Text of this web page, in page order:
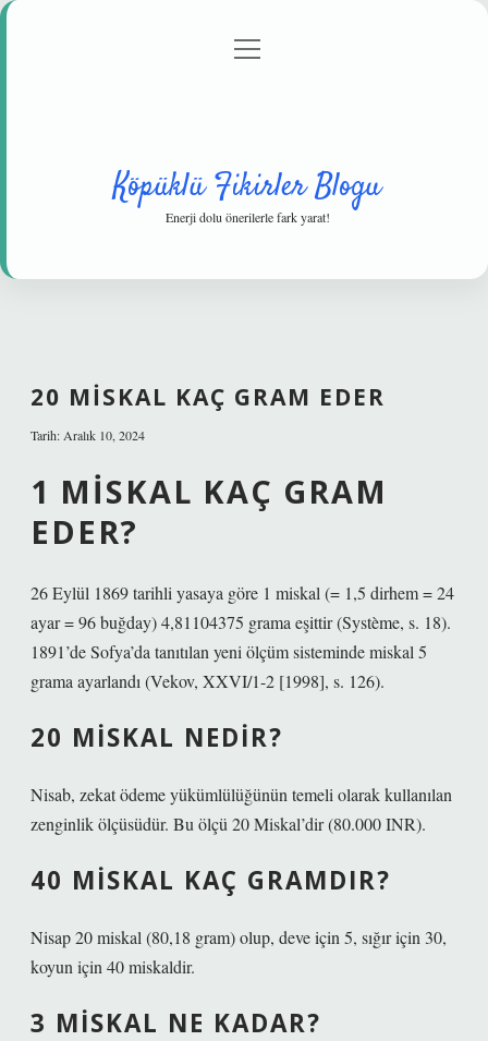
Gizlilik Politikası
menüyü
Köpüklü Fikirler Blogu
Enerji dolu önerilerle fark yarat!
20 MISKAL KAÇ GRAM EDER
Tarih: Aralık 10, 2024
1 MISKAL KAÇ GRAM
EDER?
26 Eylül 1869 tarihli yasaya göre 1 miskal (= 1,5 dirhem = 24
ayar = 96 buğday) 4,81104375 grama eşittir (Système, s. 18).
1891’de Sofya’da tanıtılan yeni ölçüm sisteminde miskal 5
grama ayarlandı (Vekov, XXVI/1-2 [1998], s. 126).
20 MISKAL NEDIR?
Nisab, zekat ödeme yükümlülüğünün temeli olarak kullanılan
zenginlik ölçüsüdür. Bu ölçü 20 Miskal’dir (80.000 INR).
40 MISKAL KAÇ GRAMDIR?
Nisap 20 miskal (80,18 gram) olup, deve için 5, sığır için 30,
koyun için 40 miskaldir.
3 MISKAL NE KADAR?